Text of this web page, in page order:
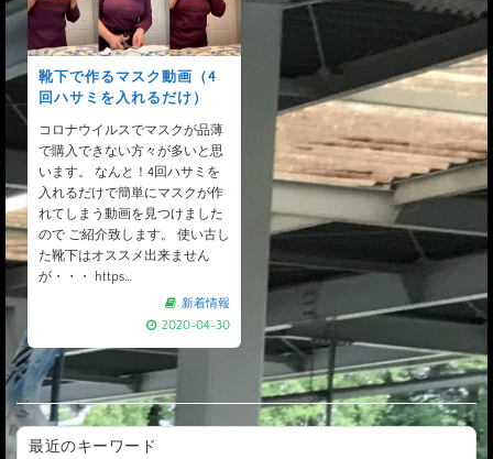
靴下で作るマスク動画（4
回ハサミを入れるだけ）
コロナウイルスでマスクが品薄
で購入できない方々が多いと思
います。 なんと！4回ハサミを
入れるだけで簡単にマスクが作
れてしまう動画を見つけました
ので ご紹介致します。 使い古し
た靴下はオススメ出来ません
が・・・ https…
新着情報
2020-04-30
最近のキーワード